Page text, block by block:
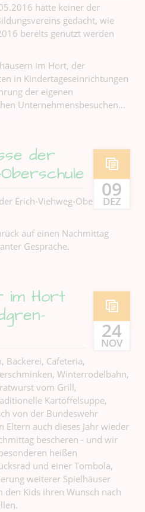
hätte keiner der
gedacht, wie
bereits genutzt werden
im Hort, der
in Kindertageseinrichtungen
der eigenen
Unternehmensbesuchen...
der
09
DEZ
Erich-Viehweg-Oberschule
auf einen Nachmittag
Gespräche.
im Hort
24
NOV
Bäckerei, Cafeteria,
Winterrodelbahn,
vom Grill,
Kartoffelsuppe,
von der Bundeswehr
auch dieses Jahr wieder
bescheren - und wir
heißen
und einer Tombola,
weiterer Spielhäuser
den Kids ihren Wunsch nach